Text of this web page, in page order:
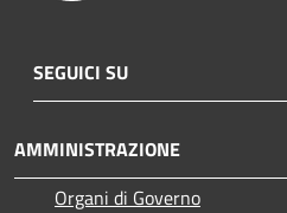
SEGUICI SU
AMMINISTRAZIONE
Organi di Governo